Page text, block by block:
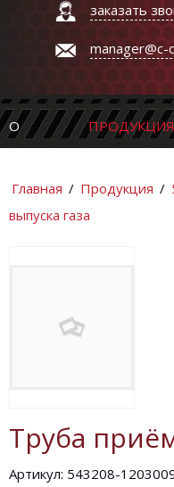
заказать
manager@c-
О ПРОДУКЦИЯ
Главная / Продукция /
выпуска газа
Труба
Артикул: 543208-